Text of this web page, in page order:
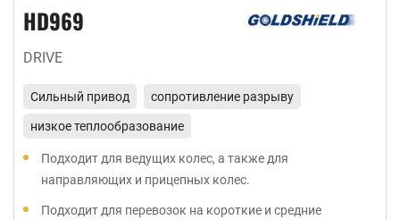
HD969
DRIVE
Сильный привод
сопротивление разрыву
низкое теплообразование
Подходит для ведущих колес, а также для
направляющих и прицепных колес.
Подходит для перевозок на короткие и средние